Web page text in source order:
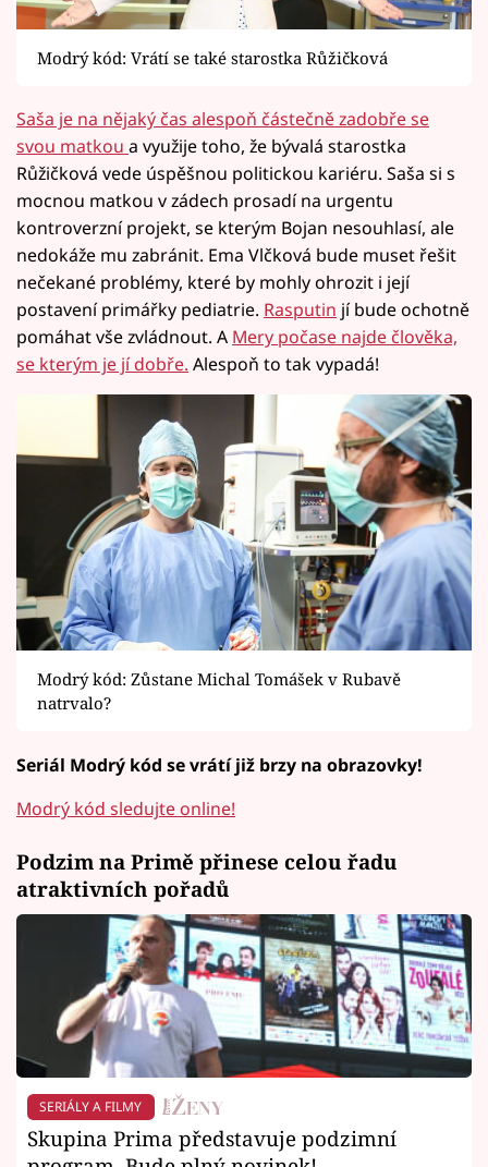
Modrý kód: Vrátí se také starostka Růžičková
Saša je na nějaký čas alespoň částečně zadobře se
svou matkou a využije toho, že bývalá starostka
Růžičková vede úspěšnou politickou kariéru. Saša si s
mocnou matkou v zádech prosadí na urgentu
kontroverzní projekt, se kterým Bojan nesouhlasí, ale
nedokáže mu zabránit. Ema Vlčková bude muset řešit
nečekané problémy, které by mohly ohrozit i její
postavení primářky pediatrie. Rasputin jí bude ochotně
pomáhat vše zvládnout. A Mery počase najde člověka,
se kterým je jí dobře. Alespoň to tak vypadá!
Modrý kód: Zůstane Michal Tomášek v Rubavě
natrvalo?
Seriál Modrý kód se vrátí již brzy na obrazovky!
Modrý kód sledujte online!
Podzim na Primě přinese celou řadu
atraktivních pořadů
SERIÁLY A FILMY
Skupina Prima představuje podzimní